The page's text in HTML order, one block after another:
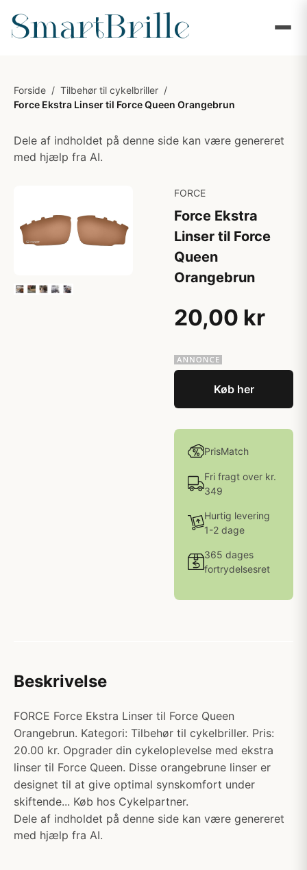
Forside / Tilbehør til cykelbriller /
Force Ekstra Linser til Force Queen Orangebrun
Dele af indholdet på denne side kan være genereret
med hjælp fra AI.
FORCE
Force Ekstra
Linser til Force
Queen
Orangebrun
20,00 kr
Køb her
PrisMatch
Fri fragt over kr.
349
Hurtig levering
1-2 dage
365 dages
fortrydelsesret
Beskrivelse
FORCE Force Ekstra Linser til Force Queen
Orangebrun. Kategori: Tilbehør til cykelbriller. Pris:
20.00 kr. Opgrader din cykeloplevelse med ekstra
linser til Force Queen. Disse orangebrune linser er
designet til at give optimal synskomfort under
skiftende... Køb hos Cykelpartner.
Dele af indholdet på denne side kan være genereret
med hjælp fra AI.